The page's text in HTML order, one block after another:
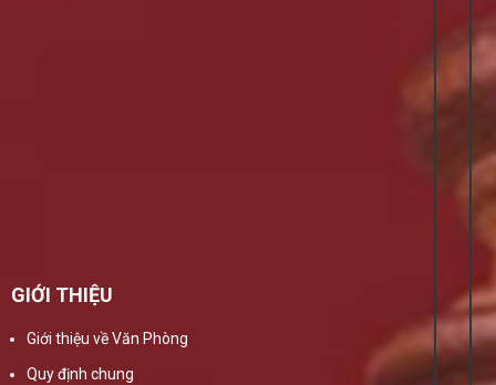
GIỚI THIỆU
Giới thiệu về Văn Phòng
Quy định chung